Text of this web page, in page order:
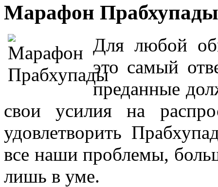
Марафон
Для любой
это самый
преданные
свои усилия на
удовлетворить
все наши проблемы,
лишь в уме.